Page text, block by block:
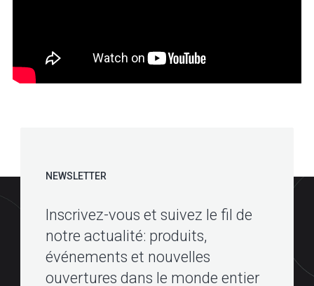
NEWSLETTER
Inscrivez-vous et suivez le fil de
notre actualité: produits,
événements et nouvelles
ouvertures dans le monde entier